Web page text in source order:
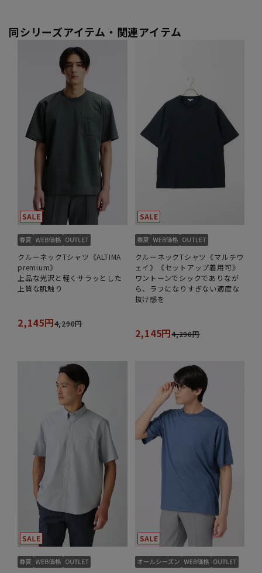
同シリーズアイテム・関連アイテム
クルーネックTシャツ《ALTIMA
premium》
上品な光沢と軽くサラッとした
上質な肌触り
2,145円4,290円
クルーネックTシャツ《マルチウ
ェイ》《セットアップ着用可》
ワントーンでシックでありなが
ら、ラフになりすぎない適度な
抜け感を
2,145円4,290円